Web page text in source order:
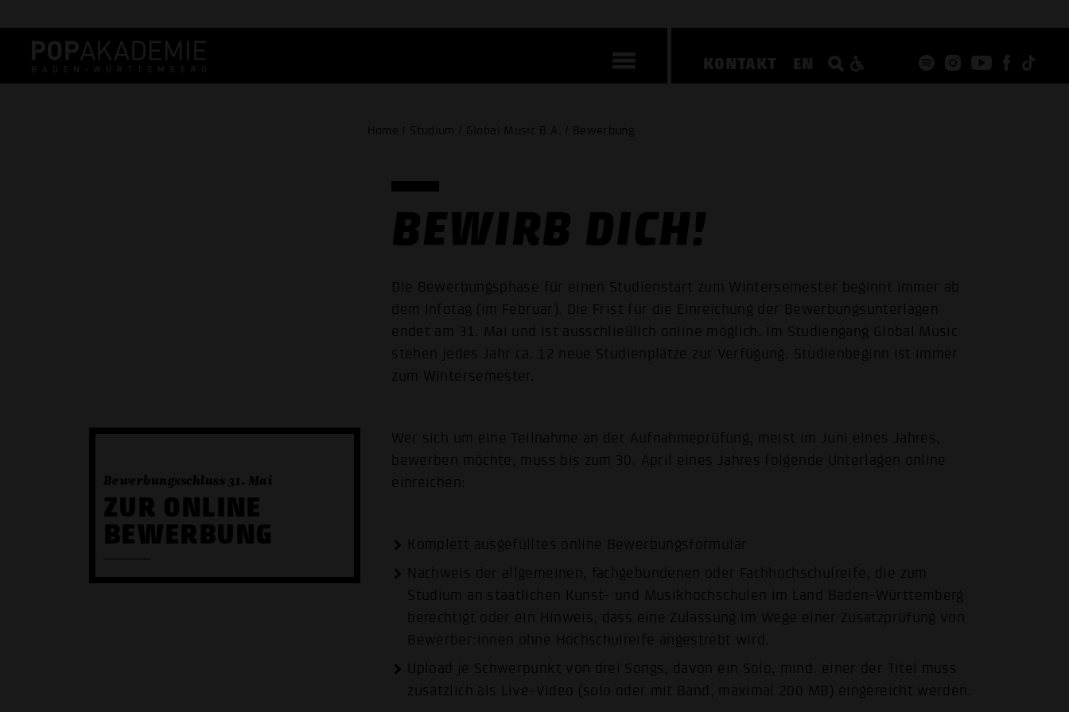
KONTAKT EN
Home / Studium / Global Music B.A. / Bewerbung
BEWIRB DICH!
Die Bewerbungsphase für einen Studienstart zum Wintersemester beginnt immer ab
dem Infotag (im Februar). Die Frist für die Einreichung der Bewerbungsunterlagen
endet am 31. Mai und ist ausschließlich online möglich. Im Studiengang Global Music
stehen jedes Jahr ca. 12 neue Studienplätze zur Verfügung. Studienbeginn ist immer
zum Wintersemester.
Bewerbungsschluss 31. Mai
ZUR ONLINE
BEWERBUNG
Wer sich um eine Teilnahme an der Aufnahmeprüfung, meist im Juni eines Jahres,
bewerben möchte, muss bis zum 30. April eines Jahres folgende Unterlagen online
einreichen:
Komplett ausgefülltes online Bewerbungsformular
Nachweis der allgemeinen, fach­gebundenen oder Fach­hochschulreife, die zum
Studium an staatlichen Kunst- und Musikhochschulen im Land Baden-Württemberg
berechtigt oder ein Hinweis, dass eine Zulassung im Wege einer Zusatzprüfung von
Bewerber:innen ohne Hochschulreife angestrebt wird.
Upload je Schwerpunkt von drei Songs, davon ein Solo, mind. einer der Titel muss
zusätzlich als Live-Video (solo oder mit Band, maximal 200 MB) eingereicht werden.